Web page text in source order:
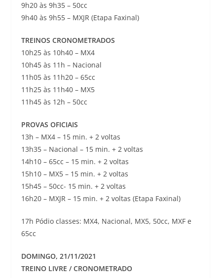
9h20 às 9h35 – 50cc
9h40 às 9h55 – MXJR (Etapa Faxinal)
TREINOS CRONOMETRADOS
10h25 às 10h40 – MX4
10h45 às 11h – Nacional
11h05 às 11h20 – 65cc
11h25 às 11h40 – MX5
11h45 às 12h – 50cc
PROVAS OFICIAIS
13h – MX4 – 15 min. + 2 voltas
13h35 – Nacional – 15 min. + 2 voltas
14h10 – 65cc – 15 min. + 2 voltas
15h10 – MX5 – 15 min. + 2 voltas
15h45 – 50cc- 15 min. + 2 voltas
16h20 – MXJR – 15 min. + 2 voltas (Etapa Faxinal)
17h Pódio classes: MX4, Nacional, MX5, 50cc, MXF e
65cc
DOMINGO, 21/11/2021
TREINO LIVRE / CRONOMETRADO